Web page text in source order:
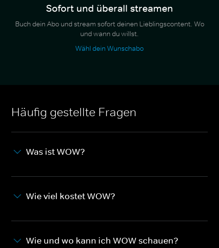
Sofort und überall streamen
Buch dein Abo und stream sofort deinen Lieblingscontent. Wo
und wann du willst.
Wähl dein Wunschabo
Häufig gestellte Fragen
Was ist WOW?
Wie viel kostet WOW?
Wie und wo kann ich WOW schauen?